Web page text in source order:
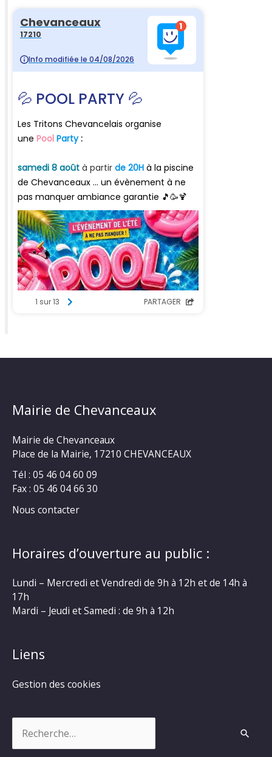
Mairie de Chevanceaux
Mairie de Chevanceaux
Place de la Mairie, 17210 CHEVANCEAUX
Tél : 05 46 04 60 09
Fax : 05 46 04 66 30
Nous contacter
Horaires d’ouverture au public :
Lundi – Mercredi et Vendredi de 9h à 12h et de 14h à
17h
Mardi – Jeudi et Samedi : de 9h à 12h
Liens
Gestion des cookies